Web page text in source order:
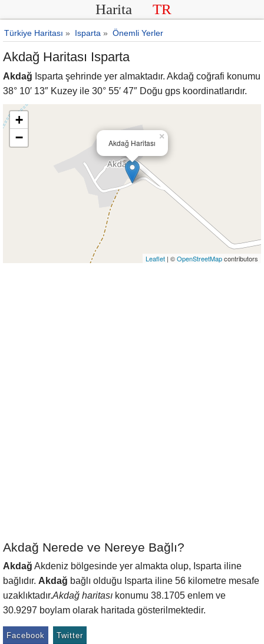
Harita TR
Türkiye Haritası » Isparta » Önemli Yerler
Akdağ Haritası Isparta
Akdağ Isparta şehrinde yer almaktadır. Akdağ coğrafi konumu
38° 10′ 13″ Kuzey ile 30° 55′ 47″ Doğu gps koordinatlarıdır.
Akdağ Haritası
×
+
−
Leaflet | ©OpenStreetMapcontributors
Akdağ Nerede ve Nereye Bağlı?
Akdağ Akdeniz bölgesinde yer almakta olup, Isparta iline
bağlıdır. Akdağ bağlı olduğu Isparta iline 56 kilometre mesafe
uzaklıktadır.Akdağ haritası konumu 38.1705 enlem ve
30.9297 boylam olarak haritada gösterilmektedir.
Facebook Twitter